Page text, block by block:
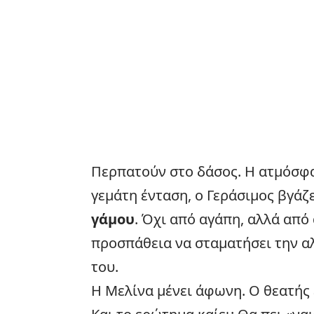
Περπατούν στο δάσος. Η
γεμάτη ένταση, ο Γεράσιμος
γάμου. Όχι από αγάπη, αλλά από
προσπάθεια να σταματήσει την
του.
Η Μελίνα μένει άφωνη. Ο θεατής